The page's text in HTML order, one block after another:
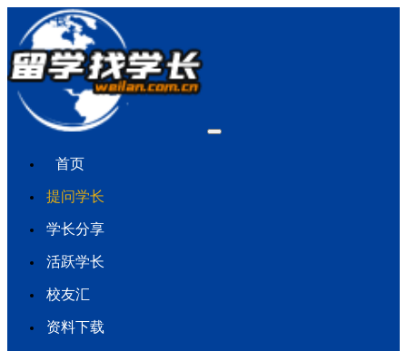
首页
提问学长
学长分享
活跃学长
校友汇
资料下载